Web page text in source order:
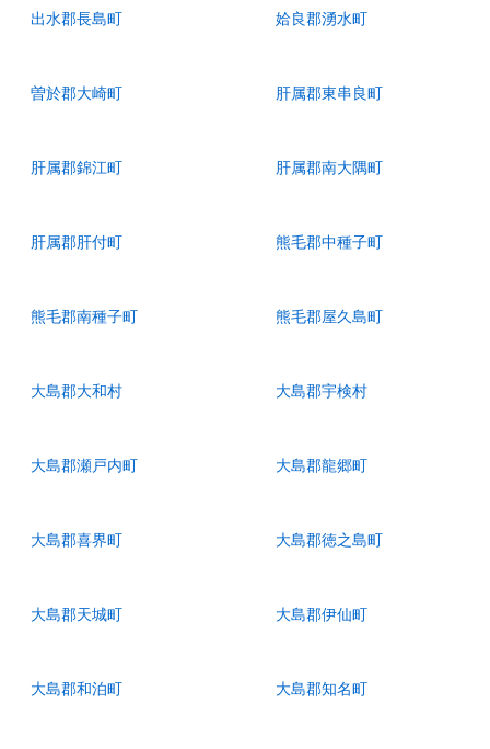
出水郡長島町 姶良郡湧水町
曽於郡大崎町 肝属郡東串良町
肝属郡錦江町 肝属郡南大隅町
肝属郡肝付町 熊毛郡中種子町
熊毛郡南種子町 熊毛郡屋久島町
大島郡大和村 大島郡宇検村
大島郡瀬戸内町 大島郡龍郷町
大島郡喜界町 大島郡徳之島町
大島郡天城町 大島郡伊仙町
大島郡和泊町 大島郡知名町